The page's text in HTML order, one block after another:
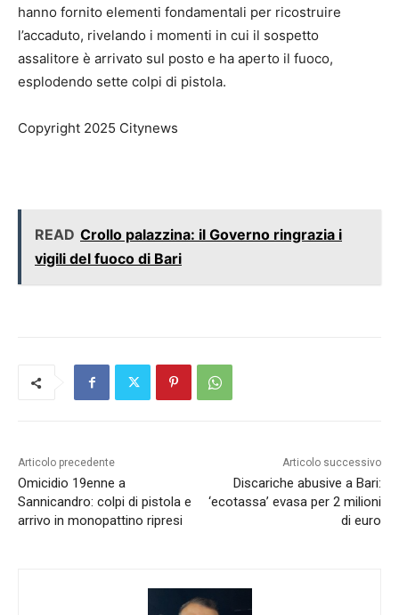
hanno fornito elementi fondamentali per ricostruire
l’accaduto, rivelando i momenti in cui il sospetto
assalitore è arrivato sul posto e ha aperto il fuoco,
esplodendo sette colpi di pistola.
Copyright 2025 Citynews
READ Crollo palazzina: il Governo ringrazia i
vigili del fuoco di Bari
Articolo precedente
Omicidio 19enne a
Sannicandro: colpi di pistola e
arrivo in monopattino ripresi
Articolo successivo
Discariche abusive a Bari:
‘ecotassa’ evasa per 2 milioni
di euro